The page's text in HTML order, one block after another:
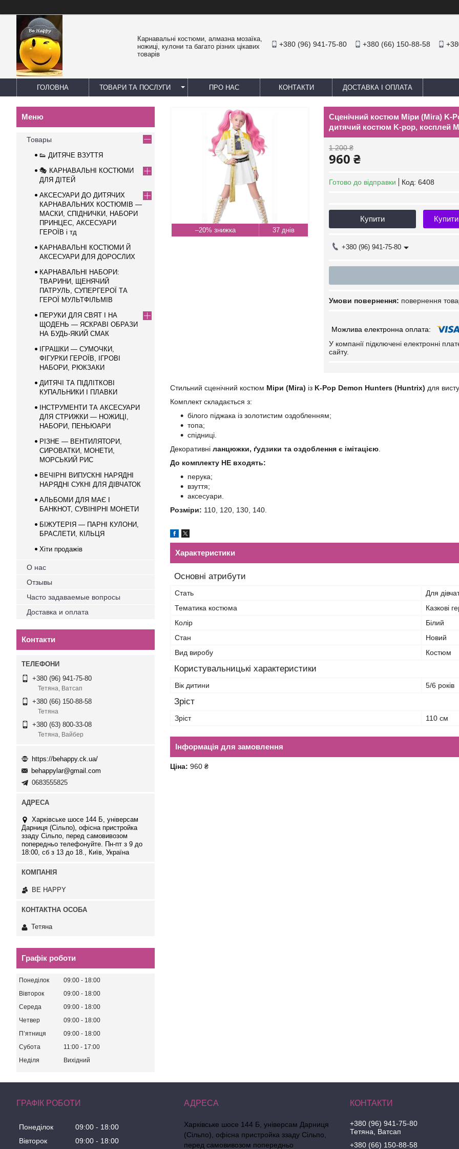
Карнавальні костюми, алмазна мозаїка,
ножиці, кулони та багато різних цікавих
товарів
+380 (96) 941-75-80 +380 (66) 150-88-58
ГОЛОВНА ТОВАРИ ТА ПОСЛУГИ ПРО НАС КОНТАКТИ ДОСТАВКА І ОПЛАТА
–20% 37 днів
Сценічний костюм Міри (Mira) K-
дитячий костюм K-pop, косплей
1 200 ₴
960 ₴
Готово до відправки Код: 6408
Купити
+380 (96) 941-75-80
повернення
У компанії підключені електронні
сайту.
Стильний сценічний костюм Міри (Mira) із K-Pop Demon Hunters (Huntrix) для
Комплект складається з:
білого піджака із золотистим оздобленням;
топа;
спідниці.
Декоративні ланцюжки, ґудзики та оздоблення є імітацією
До комплекту НЕ входять:
перука;
взуття;
аксесуари.
Розміри: 110, 120, 130, 140.
Характеристики
Основні атрибути
Стать
Для
Тематика костюма
Казкові
Колір
Білий
Стан
Новий
Вид виробу
Костюм
Користувальницькі характеристики
Вік дитини 5/6 років
Зріст
Зріст 110 см
Інформація для замовлення
Ціна: 960 ₴
Товары
👟 ДИТЯЧЕ ВЗУТТЯ
🎭 КАРНАВАЛЬНІ КОСТЮМИ
ДЛЯ ДІТЕЙ
АКСЕСУАРИ ДО ДИТЯЧИХ
КАРНАВАЛЬНИХ КОСТЮМІВ —
МАСКИ, СПІДНИЧКИ, НАБОРИ
ПРИНЦЕС, АКСЕСУАРИ
ГЕРОЇВ і тд
КАРНАВАЛЬНІ КОСТЮМИ Й
АКСЕСУАРИ ДЛЯ ДОРОСЛИХ
КАРНАВАЛЬНІ НАБОРИ:
ТВАРИНИ, ЩЕНЯЧИЙ
ПАТРУЛЬ, СУПЕРГЕРОЇ ТА
ГЕРОЇ МУЛЬТФІЛЬМІВ
ПЕРУКИ ДЛЯ СВЯТ І НА
ЩОДЕНЬ — ЯСКРАВІ ОБРАЗИ
НА БУДЬ-ЯКИЙ СМАК
ІГРАШКИ — СУМОЧКИ,
ФІГУРКИ ГЕРОЇВ, ІГРОВІ
НАБОРИ, РЮКЗАКИ
ДИТЯЧІ ТА ПІДЛІТКОВІ
КУПАЛЬНИКИ І ПЛАВКИ
ІНСТРУМЕНТИ ТА АКСЕСУАРИ
ДЛЯ СТРИЖКИ — НОЖИЦІ,
НАБОРИ, ПЕНЬЮАРИ
РІЗНЕ — ВЕНТИЛЯТОРИ,
СИРОВАТКИ, МОНЕТИ,
МОРСЬКИЙ РИС
ВЕЧІРНІ ВИПУСКНІ НАРЯДНІ
НАРЯДНІ СУКНІ ДЛЯ ДІВЧАТОК
АЛЬБОМИ ДЛЯ МАЄ І
БАНКНОТ, СУВІНІРНІ МОНEТИ
БІЖУТЕРІЯ — ПАРНІ КУЛОНИ,
БРАСЛЕТИ, КІЛЬЦЯ
Хіти продажів
О нас
Отзывы
Часто задаваемые вопросы
Доставка и оплата
Контакти
+380 (96) 941-75-80
Тетяна, Ватсап
+380 (66) 150-88-58
Тетяна
+380 (63) 800-33-08
Тетяна, Вайбер
https://behappy.ck.ua/
behappylar@gmail.com
0683555825
Харківське шосе 144 Б, універсам
Дарниця (Сільпо), офісна пристройка
ззаду Сільпо, перед самовивозом
попередньо телефонуйте. Пн-пт з 9 до
18:00, сб з 13 до 18., Київ, Україна
BE HAPPY
Тетяна
Графік роботи
Понеділок 09:00
18:00
Вівторок
09:00
18:00
Середа
09:00
18:00
Четвер
09:00
18:00
Пʼятниця
09:00
18:00
Субота
11:00
17:00
Неділя
Вихідний
ГРАФІК РОБОТИ
Понеділок 09:00
18:00
Вівторок
09:00 18:00
Харківське шосе 144 Б, універсам Дарниця
(Сільпо), офісна пристройка ззаду Сільпо,
перед самовивозом попередньо
+380 (96) 941-75-80
Тетяна, Ватсап
+380 (66) 150-88-58